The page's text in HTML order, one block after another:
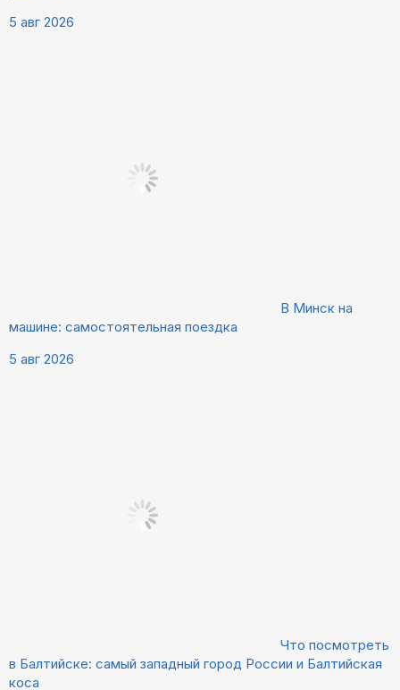
5 авг 2026
В Минск на
машине: самостоятельная поездка
5 авг 2026
Что посмотреть
в Балтийске: самый западный город России и Балтийская
коса